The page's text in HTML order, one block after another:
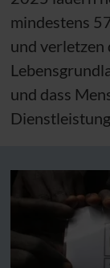
mindestens
und
und dass